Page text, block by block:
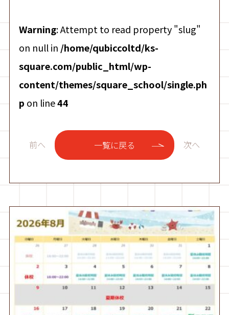
Warning: Attempt to read property "slug"
on null in /home/qubiccoltd/ks-
square.com/public_html/wp-
content/themes/square_school/single.ph
p on line44
前へ 一覧に戻る 次へ